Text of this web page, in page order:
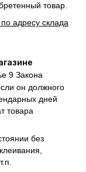
товар.
адресу склада
9 Закона
он должного
дней
товара
без